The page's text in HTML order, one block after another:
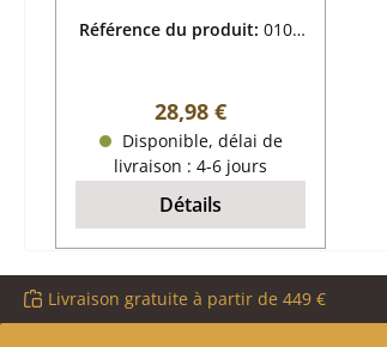
données clés: joint de
d’étanchéité
Référence du produit:0103
Prix régulier :
28,98 €
Disponible, délai de
livraison : 4-6 jours
Détails
Livraison gratuite à partir de 449 €